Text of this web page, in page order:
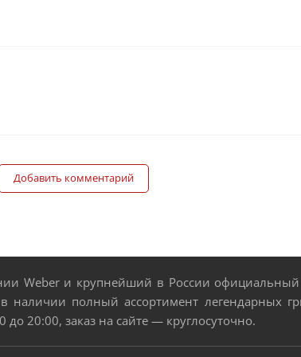
Добавить комментарий
Weber и крупнейший в России официальный
наличии полный ассортимент легендарных
20:00, заказ на сайте — круглосуточно.